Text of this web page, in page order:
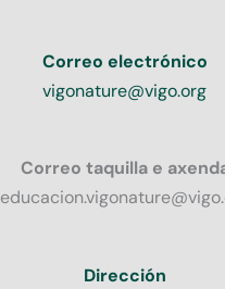
Correo electrónico
vigonature@vigo.org
Correo taquilla e
Dirección